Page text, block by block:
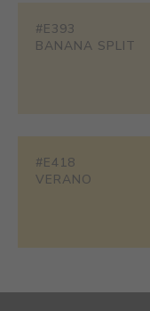
#E393
BANANA SPLIT
#E418
VERANO